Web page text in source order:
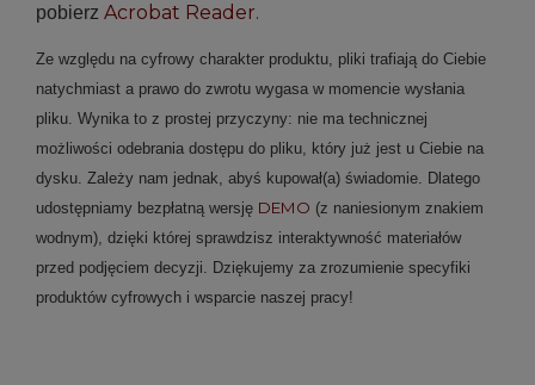
pobierz Acrobat Reader.
Ze względu na cyfrowy charakter produktu, pliki trafiają do Ciebie
natychmiast a prawo do zwrotu wygasa w momencie wysłania
pliku. Wynika to z prostej przyczyny: nie ma technicznej
możliwości odebrania dostępu do pliku, który już jest u Ciebie na
dysku. Zależy nam jednak, abyś kupował(a) świadomie. Dlatego
udostępniamy bezpłatną wersję DEMO (z naniesionym znakiem
wodnym), dzięki której sprawdzisz interaktywność materiałów
przed podjęciem decyzji. Dziękujemy za zrozumienie specyfiki
produktów cyfrowych i wsparcie naszej pracy!